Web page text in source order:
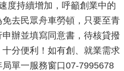
度持續增加，呼籲創業中的
去民眾舟車勞頓，只要至青
辦並填寫同意書，待核貸撥
分便利！如有創、就業需求
單一服務窗口07-7995678